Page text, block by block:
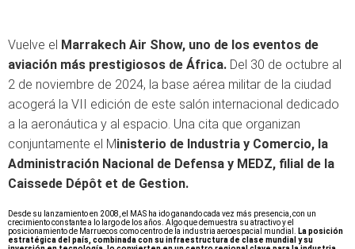
Vuelve el Marrakech Air Show, uno de los eventos de
aviación más prestigiosos de África. Del 30 de octubre al
2 de noviembre de 2024, la base aérea militar de la ciudad
acogerá la VII edición de este salón internacional dedicado
a la aeronáutica y al espacio. Una cita que organizan
conjuntamente el Ministerio de Industria y Comercio, la
Administración Nacional de Defensa y MEDZ, filial de la
Caissede Dépôt et de Gestion.
Desde su lanzamiento en 2008, el MAS ha ido ganando cada vez más presencia, con un
crecimiento constante a lo largo de los años. Algo que demuestra su atractivo y el
posicionamiento de Marruecos como centro de la industria aeroespacial mundial.
La posición
estratégica del país, combinada con su infraestructura de clase mundial y su